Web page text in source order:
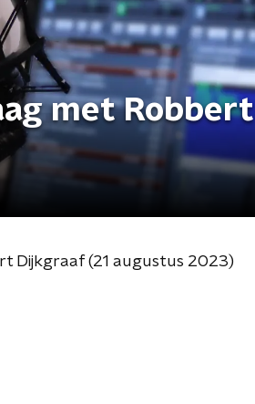
met Robbert
Dijkgraaf (21 augustus 2023)